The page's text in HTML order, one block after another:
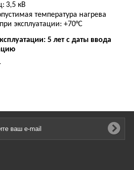
3,5 кВ
температура нагрева
эксплуатации: +70°С
5 лет с даты ввода